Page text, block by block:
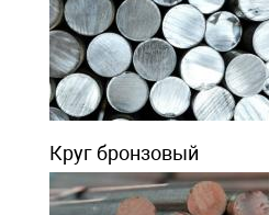
Круг бронзовый